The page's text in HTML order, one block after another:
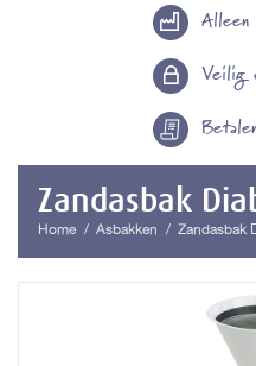
Alleen
Veilig
Zandasbak
Home Asbakken Zandasbak